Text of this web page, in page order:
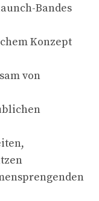
Bandes
Konzept
von